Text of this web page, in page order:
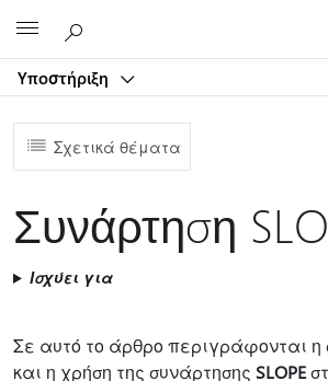
Υποστήριξη
Σχετικά θέματα
Συνάρτηση
Ισχύει για
Σε αυτό το άρθρο περιγράφονται η
και η χρήση της συνάρτησης SLOPE